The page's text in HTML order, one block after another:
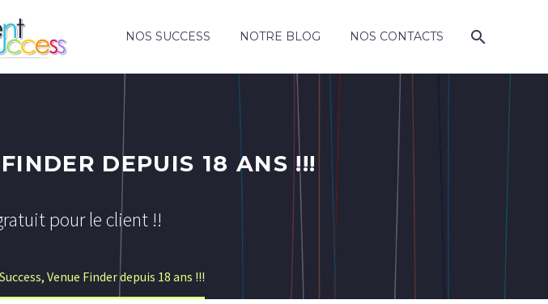
NOS SUCCESS NOTRE BLOG NOS CONTACTS
DEPUIS 18 ANS !!!
pour le client !!
Venue Finder depuis 18 ans !!!